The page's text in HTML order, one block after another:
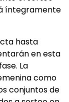
íntegramente
hasta
en esta
La
como
conjuntos de